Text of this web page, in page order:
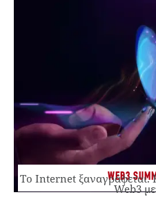
WEB3
Το Internet ξαναγράφεται.
Web3